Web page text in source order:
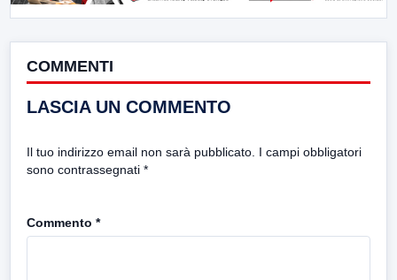
COMMENTI
LASCIA UN COMMENTO
Il tuo indirizzo email non sarà pubblicato. I campi obbligatori
sono contrassegnati *
Commento *